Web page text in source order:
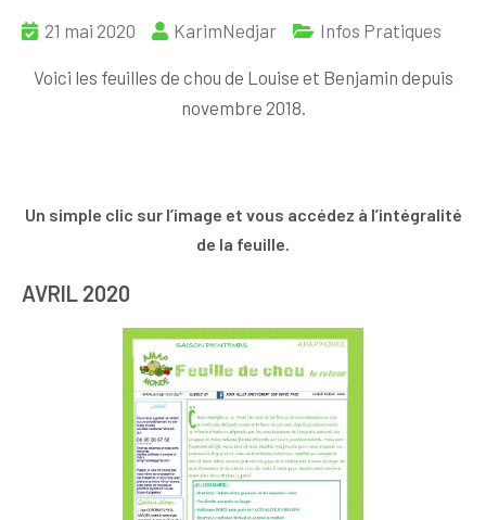
21 mai 2020 KarimNedjar Infos Pratiques
Voici les feuilles de chou de Louise et Benjamin depuis
novembre 2018.
Un simple clic sur l’image et vous accédez à l’intégralité
de la feuille.
AVRIL 2020